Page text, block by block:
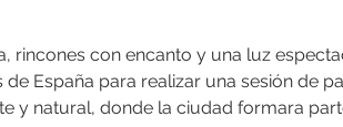
rincones con encanto y una luz
España para realizar una sesión de
y natural, donde la ciudad formara